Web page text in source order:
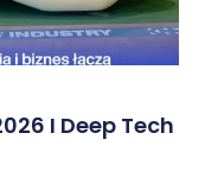
I Deep Tech